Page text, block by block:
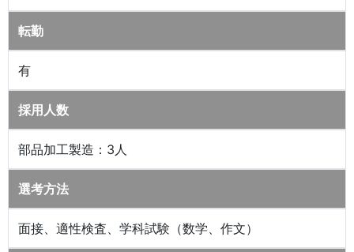
転勤
有
採用人数
部品加工製造：3人
選考方法
面接、適性検査、学科試験（数学、作文）